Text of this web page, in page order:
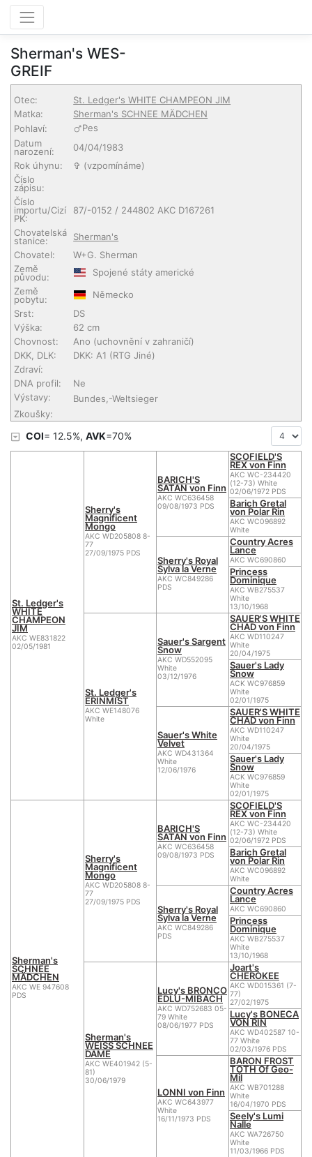
Sherman's WES-
GREIF
Otec:
St. Ledger's WHITE CHAMPEON JIM
Matka:
Sherman's SCHNEE MÄDCHEN
Pohlaví:
Pes
Datum
narození:
04/04/1983
Rok úhynu:
✞ (vzpomínáme)
Číslo
zápisu:
Číslo
importu/Cizí
PK:
87/-0152 / 244802 AKC D167261
Chovatelská
stanice:
Sherman's
Chovatel:
W+G. Sherman
Země
původu:
Spojené státy americké
Země
pobytu:
Německo
Srst:
DS
Výška:
62 cm
Chovnost:
Ano (uchovnění v zahraničí)
DKK, DLK:
DKK: A1 (RTG Jiné)
Zdraví:
DNA profil:
Ne
Výstavy:
Bundes,-Weltsieger
Zkoušky:
COI= 12.5%, AVK=70%
St. Ledger's
WHITE
CHAMPEON
JIM
AKC WE831822
02/05/1981
Sherry's
Magnificent
Mongo
AKC WD205808 8-
77
27/09/1975 PDS
BARICH'S
SATAN von Finn
AKC WC636458
09/08/1973 PDS
SCOFIELD'S
REX von Finn
AKC WC-234420
(12-73) White
02/06/1972 PDS
Barich Gretal
von Polar Rin
AKC WC096892
White
Sherry's Royal
Sylva la Verne
AKC WC849286
PDS
Country Acres
Lance
AKC WC690860
Princess
Dominique
AKC WB275537
White
13/10/1968
St. Ledger's
ERINMIST
AKC WE148076
White
Sauer's Sargent
Snow
AKC WD552095
White
03/12/1976
SAUER'S WHITE
CHAD von Finn
AKC WD110247
White
20/04/1975
Sauer's Lady
Snow
ACK WC976859
White
02/01/1975
Sauer's White
Velvet
AKC WD431364
White
12/06/1976
SAUER'S WHITE
CHAD von Finn
AKC WD110247
White
20/04/1975
Sauer's Lady
Snow
ACK WC976859
White
02/01/1975
Sherman's
SCHNEE
MÄDCHEN
AKC WE 947608
PDS
Sherry's
Magnificent
Mongo
AKC WD205808 8-
77
27/09/1975 PDS
BARICH'S
SATAN von Finn
AKC WC636458
09/08/1973 PDS
SCOFIELD'S
REX von Finn
AKC WC-234420
(12-73) White
02/06/1972 PDS
Barich Gretal
von Polar Rin
AKC WC096892
White
Sherry's Royal
Sylva la Verne
AKC WC849286
PDS
Country Acres
Lance
AKC WC690860
Princess
Dominique
AKC WB275537
White
13/10/1968
Sherman's
WEISS SCHNEE
DAME
AKC WE401942 (5-
81)
30/06/1979
Lucy's BRONCO
EDLU-MIBACH
AKC WD752683 05-
79 White
08/06/1977 PDS
Joart's
CHEROKEE
AKC WD015361 (7-
77)
27/02/1975
Lucy's BONECA
VON RIN
AKC WD402587 10-
77 White
02/03/1976 PDS
LONNI von Finn
AKC WC643977
White
16/11/1973 PDS
BARON FROST
TOTH Of Geo-
Mil
AKC WB701288
White
16/04/1970 PDS
Seely's Lumi
Nalle
AKC WA726750
White
11/03/1966 PDS